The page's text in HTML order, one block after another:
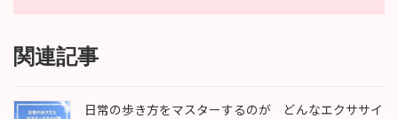
関連記事
日常の歩き方をマスターするのが どんなエクササイ